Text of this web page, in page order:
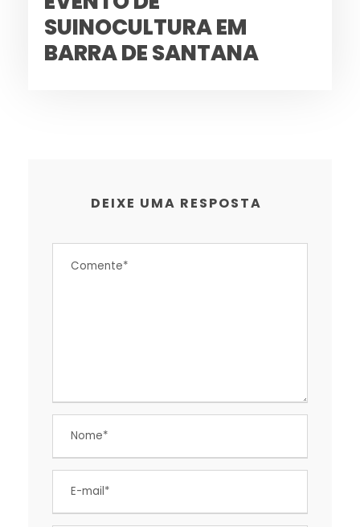
SUINOCULTURA EM
BARRA DE SANTANA
DEIXE UMA RESPOSTA